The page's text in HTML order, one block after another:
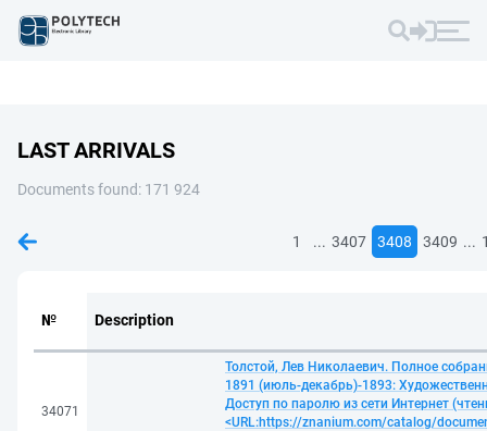
LAST ARRIVALS
Documents found: 171 924
1 ... 3407 3408 3409 ...
№ Description
34071
Толстой, Лев Николаевич. Полное
1891 (июль-декабрь)-1893:
Доступ по паролю из сети Интернет
<URL:https://znanium.com/catalog/